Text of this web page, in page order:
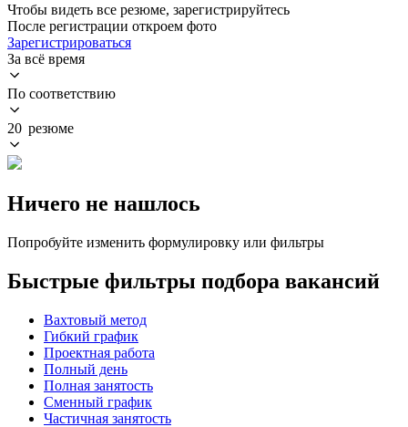
Чтобы видеть все резюме, зарегистрируйтесь
После регистрации откроем фото
Зарегистрироваться
За всё время
По соответствию
20 резюме
Ничего не нашлось
Попробуйте изменить формулировку или фильтры
Быстрые фильтры подбора вакансий
Вахтовый метод
Гибкий график
Проектная работа
Полный день
Полная занятость
Сменный график
Частичная занятость